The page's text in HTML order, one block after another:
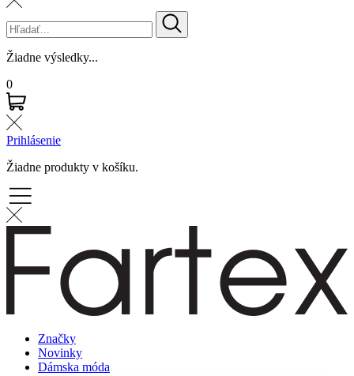
Žiadne výsledky...
0
Prihlásenie
Žiadne produkty v košíku.
Značky
Novinky
Dámska móda